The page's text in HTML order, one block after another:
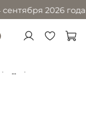
2026 года в
...